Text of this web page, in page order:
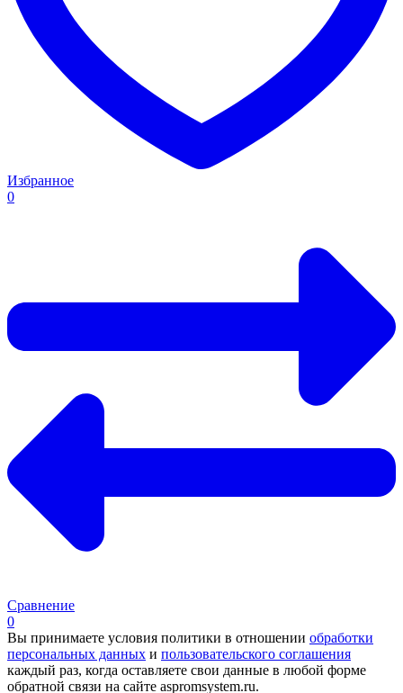
Избранное
0
Сравнение
0
Вы принимаете условия политики в отношении обработки
персональных данных и пользовательского соглашения
каждый раз, когда оставляете свои данные в любой форме
обратной связи на сайте aspromsystem.ru.